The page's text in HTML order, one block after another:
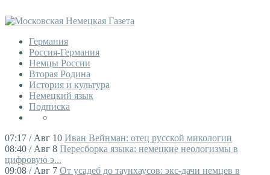
Германия
Россия-Германия
Немцы России
Вторая Родина
История и культура
Немецкий язык
Подписка
07:17 / Авг 10 Иван Вейнман: отец русской микологии
08:40 / Авг 8 Пересборка языка: немецкие неологизмы в
цифровую э...
09:08 / Авг 7 От усадеб до таунхаусов: экс-дачи немцев в